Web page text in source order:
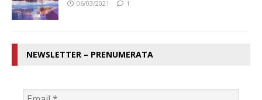
06/03/2021 1
NEWSLETTER – PRENUMERATA